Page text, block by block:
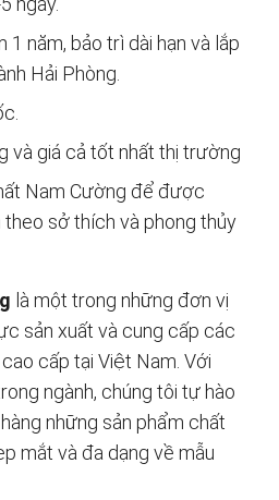
1 năm, bảo trì dài hạn và lắp
Hải Phòng.
và giá cả tốt nhất thị trường
Nam Cường để được
theo sở thích và phong thủy
là một trong những đơn vị
sản xuất và cung cấp các
cấp tại Việt Nam. Với
ngành, chúng tôi tự hào
những sản phẩm chất
mắt và đa dạng về mẫu